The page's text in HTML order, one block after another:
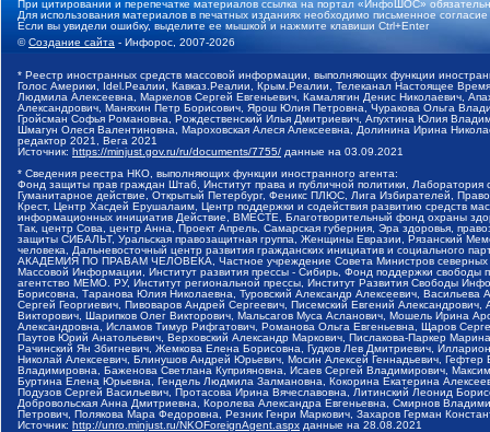
При цитировании и перепечатке материалов ссылка на портал «ИнфоШОС»
Для использования материалов в печатных изданиях необходимо письменное
Если вы увидели ошибку, выделите ее мышкой и нажмите клавиши Ctrl+Enter
©Создание сайта - Инфорос, 2007-2026
* Реестр иностранных средств массовой информации, выполняющих функции
Голос Америки, Idel.Реалии, Кавказ.Реалии, Крым.Реалии, Телеканал Настоящее
Людмила Алексеевна, Маркелов Сергей Евгеньевич, Камалягин Денис Николаевич,
Александрович, Маняхин Петр Борисович, Ярош Юлия Петровна, Чуракова Ольга
Гройсман Софья Романовна, Рождественский Илья Дмитриевич, Апухтина Юлия
Шмагун Олеся Валентиновна, Мароховская Алеся Алексеевна, Долинина Ирина
редактор 2021, Вега 2021
Источник: https://minjust.gov.ru/ru/documents/7755/ данные на 03.09.2021
* Сведения реестра НКО, выполняющих функции иностранного агента:
Фонд защиты прав граждан Штаб, Институт права и публичной политики,
Гуманитарное действие, Открытый Петербург, Феникс ПЛЮС, Лига Избирателей,
Крест, Центр Хасдей Ерушалаим, Центр поддержки и содействия развитию средств
информационных инициатив Действие, ВМЕСТЕ, Благотворительный фонд охраны
Так, центр Сова, центр Анна, Проект Апрель, Самарская губерния, Эра здоровья,
защиты СИБАЛЬТ, Уральская правозащитная группа, Женщины Евразии, Рязанский
человека, Дальневосточный центр развития гражданских инициатив и социального
АКАДЕМИЯ ПО ПРАВАМ ЧЕЛОВЕКА, Частное учреждение Совета Министров северных
Массовой Информации, Институт развития прессы - Сибирь, Фонд поддержки
агентство МЕМО. РУ, Институт региональной прессы, Институт Развития Свободы
Борисовна, Таранова Юлия Николаевна, Туровский Александр Алексеевич,
Сергей Георгиевич, Пивоваров Андрей Сергеевич, Писемский Евгений
Викторович, Шарипков Олег Викторович, Мальсагов Муса Асланович, Мошель Ирина
Александровна, Исламов Тимур Рифгатович, Романова Ольга Евгеньевна, Щаров
Паутов Юрий Анатольевич, Верховский Александр Маркович, Пислакова-Паркер
Рачинский Ян Збигневич, Жемкова Елена Борисовна, Гудков Лев Дмитриевич,
Николай Алексеевич, Блинушов Андрей Юрьевич, Мосин Алексей Геннадьевич,
Владимировна, Баженова Светлана Куприяновна, Исаев Сергей Владимирович,
Буртина Елена Юрьевна, Гендель Людмила Залмановна, Кокорина Екатерина
Подузов Сергей Васильевич, Протасова Ирина Вячеславовна, Литинский Леонид
Добровольская Анна Дмитриевна, Королева Александра Евгеньевна, Смирнов
Петрович, Полякова Мара Федоровна, Резник Генри Маркович, Захаров Герман
Источник: http://unro.minjust.ru/NKOForeignAgent.aspx данные на 28.08.2021